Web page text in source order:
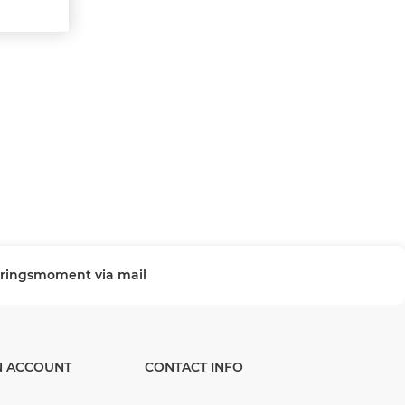
via mail
ACCOUNT CONTACT INFO